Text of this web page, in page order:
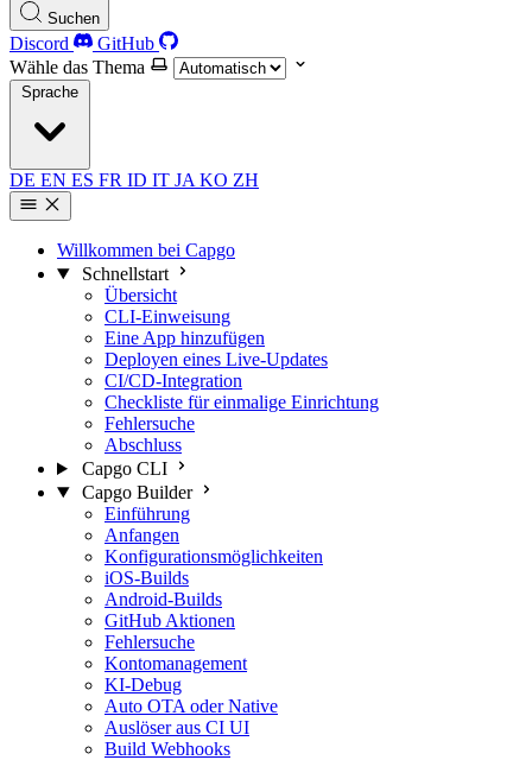
Suchen
Discord
GitHub
Wähle das Thema
Sprache
DE EN ES FR ID IT JA KO ZH
Willkommen bei Capgo
Schnellstart
Übersicht
CLI-Einweisung
Eine App hinzufügen
Deployen eines Live-Updates
CI/CD-Integration
Checkliste für einmalige Einrichtung
Fehlersuche
Abschluss
Capgo CLI
Capgo Builder
Einführung
Anfangen
Konfigurationsmöglichkeiten
iOS-Builds
Android-Builds
GitHub Aktionen
Fehlersuche
Kontomanagement
KI-Debug
Auto OTA oder Native
Auslöser aus CI UI
Build Webhooks